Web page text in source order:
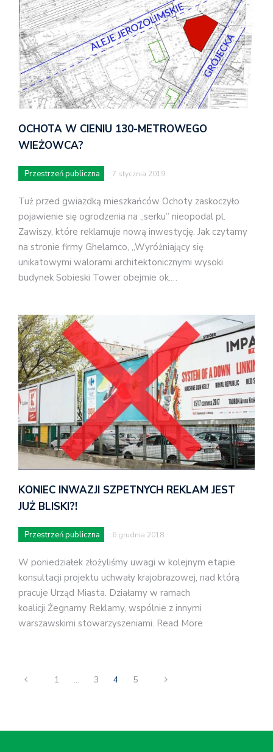
OCHOTA W CIENIU 130-METROWEGO
WIEŻOWCA?
Przestrzeń publiczna 7 stycznia 2019
Tuż przed gwiazdką mieszkańców Ochoty zaskoczyło
pojawienie się ogrodzenia na „serku” nieopodal pl.
Zawiszy, które reklamuje nową inwestycję. Jak czytamy
na stronie firmy Ghelamco, „Wyróżniający się
unikatowymi walorami architektonicznymi wysoki
budynek Sobieski Tower obejmie ok.…
KONIEC INWAZJI SZPETNYCH REKLAM JEST
JUŻ BLISKI?!
Przestrzeń publiczna 6 grudnia 2018
W poniedziałek złożyliśmy uwagi w kolejnym etapie
konsultacji projektu uchwały krajobrazowej, nad którą
pracuje Urząd Miasta. Działamy w ramach
koalicji Żegnamy Reklamy, wspólnie z innymi
warszawskimi stowarzyszeniami. Read More
1 … 3 4 5